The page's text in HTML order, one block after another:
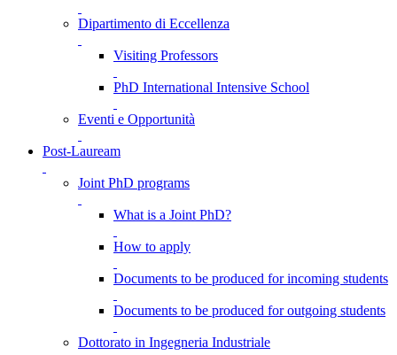
Dipartimento di Eccellenza
Visiting Professors
PhD International Intensive School
Eventi e Opportunità
Post-Lauream
Joint PhD programs
What is a Joint PhD?
How to apply
Documents to be produced for incoming students
Documents to be produced for outgoing students
Dottorato in Ingegneria Industriale